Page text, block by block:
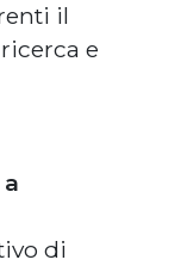
il
e
di